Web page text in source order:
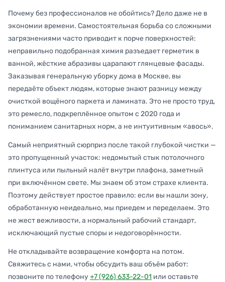
Почему без профессионалов не обойтись? Дело даже не в
экономии времени. Самостоятельная борьба со сложными
загрязнениями часто приводит к порче поверхностей:
неправильно подобранная химия разъедает герметик в
ванной, жёсткие абразивы царапают глянцевые фасады.
Заказывая генеральную уборку дома в Москве, вы
передаёте объект людям, которые знают разницу между
очисткой вощёного паркета и ламината. Это не просто труд,
это ремесло, подкреплённое опытом с 2020 года и
пониманием санитарных норм, а не интуитивным «авось».
Самый неприятный сюрприз после такой глубокой чистки —
это пропущенный участок: недомытый стык потолочного
плинтуса или пыльный налёт внутри плафона, заметный
при включённом свете. Мы знаем об этом страхе клиента.
Поэтому действует простое правило: если вы нашли зону,
обработанную неидеально, мы приедем и переделаем. Это
не жест вежливости, а нормальный рабочий стандарт,
исключающий пустые споры и недоговорённости.
Не откладывайте возвращение комфорта на потом.
Свяжитесь с нами, чтобы обсудить ваш объём работ:
позвоните по телефону +7 (926) 633-22-01 или оставьте